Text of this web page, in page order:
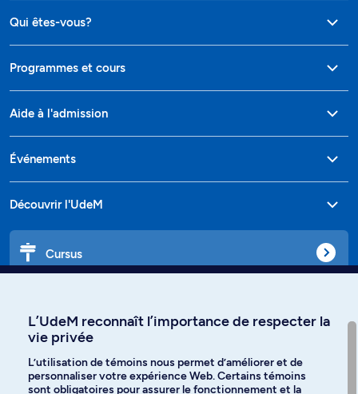
Qui êtes-vous?
Programmes et cours
Aide à l'admission
Événements
Découvrir l'UdeM
Cursus
Langues
L’UdeM reconnaît l’importance de respecter la
vie privée
L’utilisation de témoins nous permet d’améliorer et de
personnaliser votre expérience Web. Certains témoins
sont obligatoires pour assurer le fonctionnement et la